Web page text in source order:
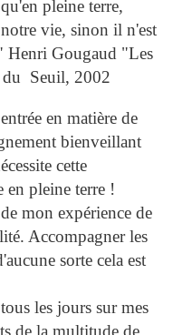
pleine terre,
vie, sinon il n'est
Henri Gougaud "Les
du Seuil, 2002
en matière de
bienveillant
cette
en pleine terre !
mon expérience de
Accompagner les
sorte cela est
les jours sur mes
de la multitude de